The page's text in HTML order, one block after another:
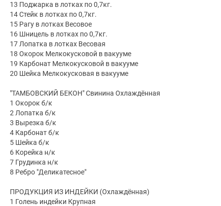
13 Поджарка в лотках по 0,7кг.
14 Стейк в лотках по 0,7кг.
15 Рагу в лотках Весовое
16 Шницель в лотках по 0,7кг.
17 Лопатка в лотках Весовая
18 Окорок Мелкокусковой в вакууме
19 Карбонат Мелкокусковой в вакууме
20 Шейка Мелкокусковая в вакууме
"ТАМБОВСКИЙ БЕКОН" Свинина Охлаждённая
1 Окорок б/к
2 Лопатка б/к
3 Вырезка б/к
4 Карбонат б/к
5 Шейка б/к
6 Корейка н/к
7 Грудинка н/к
8 Ребро "Деликатесное"
ПРОДУКЦИЯ ИЗ ИНДЕЙКИ (Охлаждённая)
1 Голень индейки Крупная